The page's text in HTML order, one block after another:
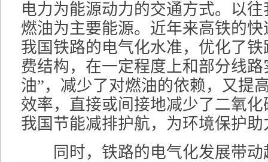
电力为能源动力的交通方式。以
燃油为主要能源。近年来高铁的
我国铁路的电气化水准，优化了
费结构，在一定程度上和部分线路
油”，减少了对燃油的依赖，又提
效率，直接或间接地减少了二氧
我国节能减排护航，为环境保护助
同时，铁路的电气化发展带动